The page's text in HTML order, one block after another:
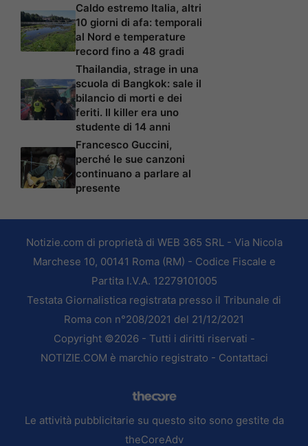
Caldo estremo Italia, altri
10 giorni di afa: temporali
al Nord e temperature
record fino a 48 gradi
Thailandia, strage in una
scuola di Bangkok: sale il
bilancio di morti e dei
feriti. Il killer era uno
studente di 14 anni
Francesco Guccini,
perché le sue canzoni
continuano a parlare al
presente
Notizie.com di proprietà di WEB 365 SRL - Via Nicola
Marchese 10, 00141 Roma (RM) - Codice Fiscale e
Partita I.V.A. 12279101005
Testata Giornalistica registrata presso il Tribunale di
Roma con n°208/2021 del 21/12/2021
Copyright ©2026 - Tutti i diritti riservati -
NOTIZIE.COM è marchio registrato - Contattaci
Le attività pubblicitarie su questo sito sono gestite da
theCoreAdv